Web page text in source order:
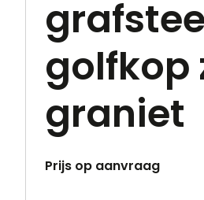
golfkop
graniet
Prijs op aanvraag